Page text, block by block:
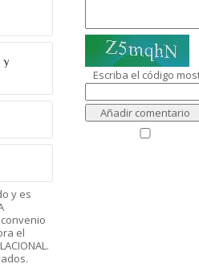
y
y es
convenio
el
Escriba el código